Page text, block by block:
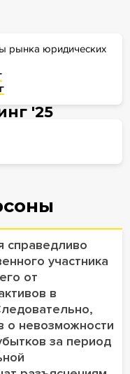
рынка юридических
'25
справедливо
участника
от
в
о невозможности
за период